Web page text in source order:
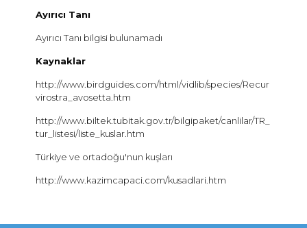
Ayırıcı Tanı
Ayırıcı Tanı bilgisi bulunamadı
Kaynaklar
http://www.birdguides.com/html/vidlib/species/Recur
virostra_avosetta.htm
http://www.biltek.tubitak.gov.tr/bilgipaket/canlilar/TR_
tur_listesi/liste_kuslar.htm
Türkiye ve ortadoğu'nun kuşları
http://www.kazimcapaci.com/kusadlari.htm